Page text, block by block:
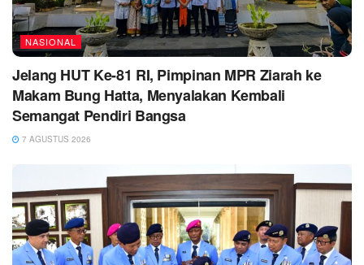
NASIONAL
Jelang HUT Ke-81 RI, Pimpinan MPR Ziarah ke
Makam Bung Hatta, Menyalakan Kembali
Semangat Pendiri Bangsa
7 AGUSTUS 2026